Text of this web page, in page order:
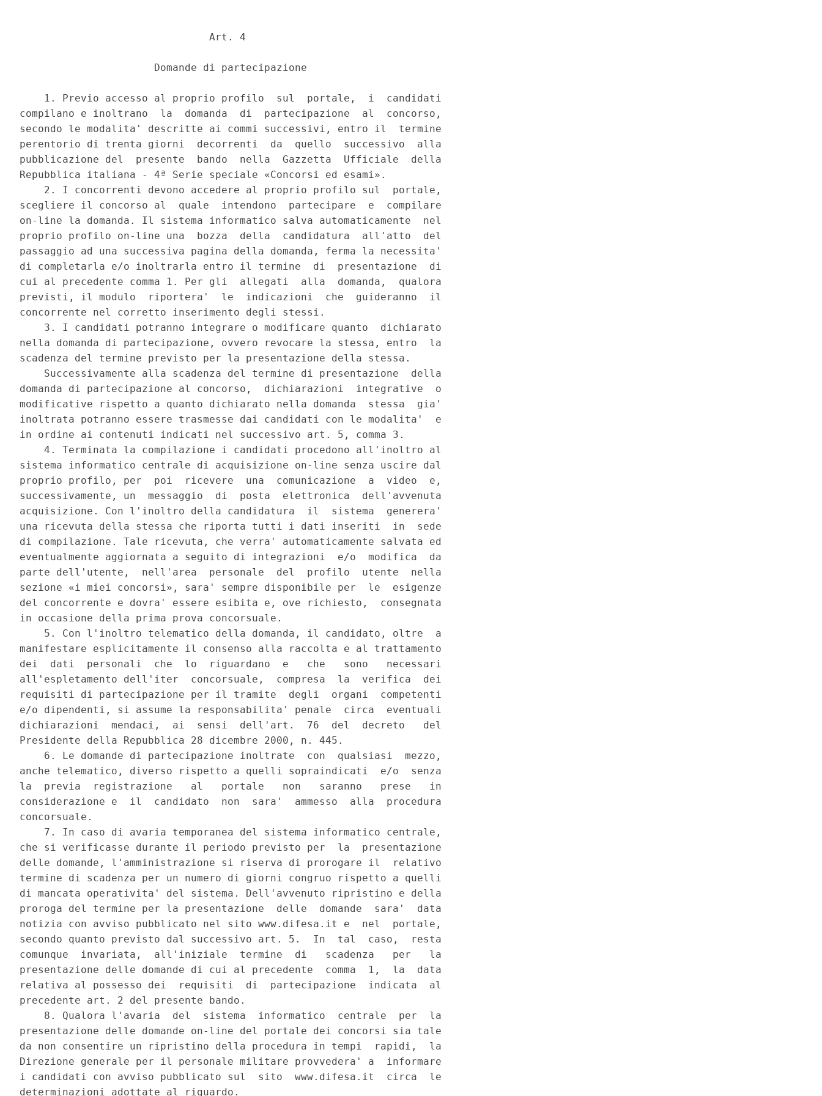
                               Art. 4
                      Domande di partecipazione
    1. Previo accesso al proprio profilo  sul  portale,  i  candidati
compilano e inoltrano  la  domanda  di  partecipazione  al  concorso,
secondo le modalita' descritte ai commi successivi, entro il  termine
perentorio di trenta giorni  decorrenti  da  quello  successivo  alla
pubblicazione del  presente  bando  nella  Gazzetta  Ufficiale  della
Repubblica italiana - 4ª Serie speciale «Concorsi ed esami».
    2. I concorrenti devono accedere al proprio profilo sul  portale,
scegliere il concorso al  quale  intendono  partecipare  e  compilare
on-line la domanda. Il sistema informatico salva automaticamente  nel
proprio profilo on-line una  bozza  della  candidatura  all'atto  del
passaggio ad una successiva pagina della domanda, ferma la necessita'
di completarla e/o inoltrarla entro il termine  di  presentazione  di
cui al precedente comma 1. Per gli  allegati  alla  domanda,  qualora
previsti, il modulo  riportera'  le  indicazioni  che  guideranno  il
concorrente nel corretto inserimento degli stessi.
    3. I candidati potranno integrare o modificare quanto  dichiarato
nella domanda di partecipazione, ovvero revocare la stessa, entro  la
scadenza del termine previsto per la presentazione della stessa.
    Successivamente alla scadenza del termine di presentazione  della
domanda di partecipazione al concorso,  dichiarazioni  integrative  o
modificative rispetto a quanto dichiarato nella domanda  stessa  gia'
inoltrata potranno essere trasmesse dai candidati con le modalita'  e
in ordine ai contenuti indicati nel successivo art. 5, comma 3.
    4. Terminata la compilazione i candidati procedono all'inoltro al
sistema informatico centrale di acquisizione on-line senza uscire dal
proprio profilo, per  poi  ricevere  una  comunicazione  a  video  e,
successivamente, un  messaggio  di  posta  elettronica  dell'avvenuta
acquisizione. Con l'inoltro della candidatura  il  sistema  generera'
una ricevuta della stessa che riporta tutti i dati inseriti  in  sede
di compilazione. Tale ricevuta, che verra' automaticamente salvata ed
eventualmente aggiornata a seguito di integrazioni  e/o  modifica  da
parte dell'utente,  nell'area  personale  del  profilo  utente  nella
sezione «i miei concorsi», sara' sempre disponibile per  le  esigenze
del concorrente e dovra' essere esibita e, ove richiesto,  consegnata
in occasione della prima prova concorsuale.
    5. Con l'inoltro telematico della domanda, il candidato, oltre  a
manifestare esplicitamente il consenso alla raccolta e al trattamento
dei  dati  personali  che  lo  riguardano  e   che   sono   necessari
all'espletamento dell'iter  concorsuale,  compresa  la  verifica  dei
requisiti di partecipazione per il tramite  degli  organi  competenti
e/o dipendenti, si assume la responsabilita' penale  circa  eventuali
dichiarazioni  mendaci,  ai  sensi  dell'art.  76  del  decreto   del
Presidente della Repubblica 28 dicembre 2000, n. 445.
    6. Le domande di partecipazione inoltrate  con  qualsiasi  mezzo,
anche telematico, diverso rispetto a quelli sopraindicati  e/o  senza
la  previa  registrazione   al   portale   non   saranno   prese   in
considerazione e  il  candidato  non  sara'  ammesso  alla  procedura
concorsuale.
    7. In caso di avaria temporanea del sistema informatico centrale,
che si verificasse durante il periodo previsto per  la  presentazione
delle domande, l'amministrazione si riserva di prorogare il  relativo
termine di scadenza per un numero di giorni congruo rispetto a quelli
di mancata operativita' del sistema. Dell'avvenuto ripristino e della
proroga del termine per la presentazione  delle  domande  sara'  data
notizia con avviso pubblicato nel sito www.difesa.it e  nel  portale,
secondo quanto previsto dal successivo art. 5.  In  tal  caso,  resta
comunque  invariata,  all'iniziale  termine  di   scadenza   per   la
presentazione delle domande di cui al precedente  comma  1,  la  data
relativa al possesso dei  requisiti  di  partecipazione  indicata  al
precedente art. 2 del presente bando.
    8. Qualora l'avaria  del  sistema  informatico  centrale  per  la
presentazione delle domande on-line del portale dei concorsi sia tale
da non consentire un ripristino della procedura in tempi  rapidi,  la
Direzione generale per il personale militare provvedera' a  informare
i candidati con avviso pubblicato sul  sito  www.difesa.it  circa  le
determinazioni adottate al riguardo.